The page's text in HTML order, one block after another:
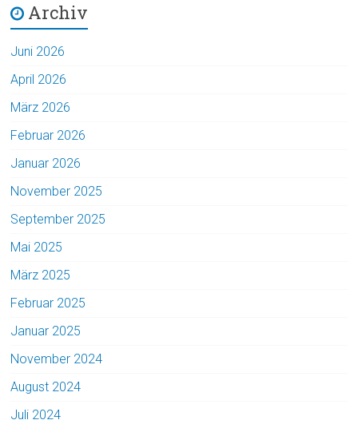
Archiv
Juni 2026
April 2026
März 2026
Februar 2026
Januar 2026
November 2025
September 2025
Mai 2025
März 2025
Februar 2025
Januar 2025
November 2024
August 2024
Juli 2024